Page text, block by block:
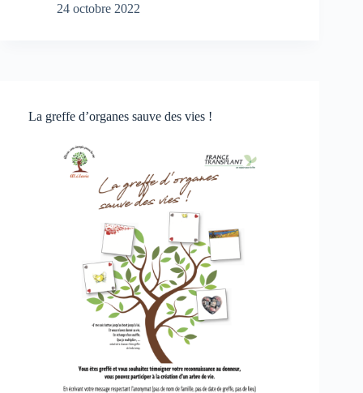
24 octobre 2022
La greffe d’organes sauve des vies !